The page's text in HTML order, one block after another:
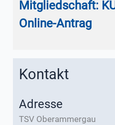
Mitgliedschaft:
Online-Antrag
Kontakt
Adresse
TSV Oberammergau